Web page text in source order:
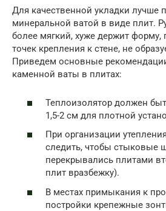
Для качественной укладки лучше
минеральной ватой в виде плит.
более мягкий, хуже держит форму,
точек крепления к стене, не
Приведем основные
каменной ваты в плитах:
Теплоизолятор должен
1,5-2 см для плотной
При организации
следить, чтобы стыковые
перекрывались плитами
плит вразбежку).
В местах примыкания к
постройки крепежные